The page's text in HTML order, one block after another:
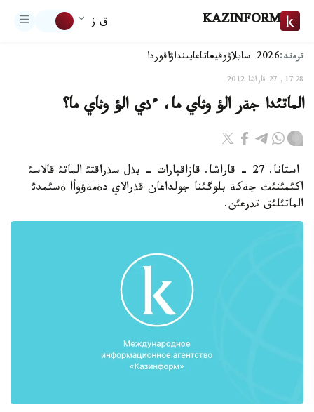
KAZINFORM ق ز
ترەند:2026-سايلاۋ وقيعاتاعايىنداۋاقوردا
17:28, 27 قاراشا 2012
الماتئدا جةر الؤ وثاي ما، ءذي الؤ وثاي ما؟
استانا. 27 - قاراشا. قازاقپارات - بذل سذراقتئ الماتئ قالاسئ
اكئمئنئث جةكة بلوگئنا جولداعان قذرالاي دةمةؤوأا ةسئمدئ
الماتئلئق تذرعئن.